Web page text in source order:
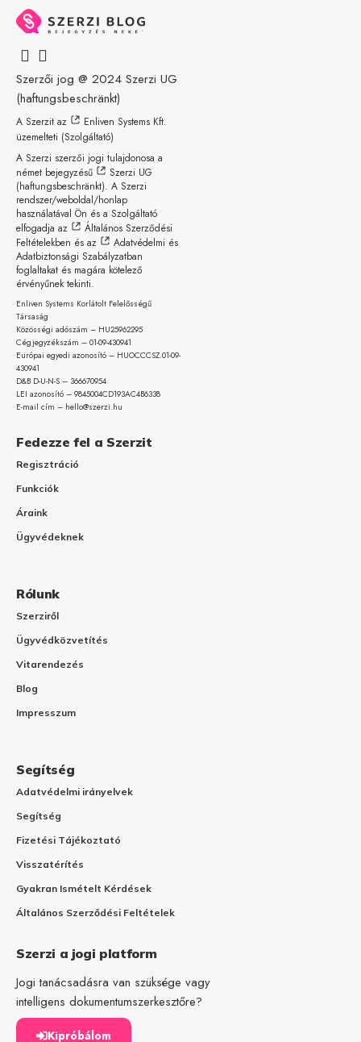
Szerzői jog @ 2024 Szerzi UG
(haftungsbeschränkt)
A Szerzit az
Enliven Systems Kft.
üzemelteti (Szolgáltató)
A Szerzi szerzői jogi tulajdonosa a
német bejegyzésű
Szerzi UG
(haftungsbeschränkt). A Szerzi
rendszer/weboldal/honlap
használatával Ön és a Szolgáltató
elfogadja az
Általános Szerződési
Feltételekben és az
Adatvédelmi és
Adatbiztonsági Szabályzatban
foglaltakat és magára kötelező
érvényűnek tekinti.
Enliven Systems Korlátolt Felelősségű
Társaság
Közösségi adószám – HU25962295
Cégjegyzékszám – 01-09-430941
Európai egyedi azonosító – HUOCCCSZ.01-09-
430941
D&B D-U-N-S – 366670954
LEI azonosító – 9845004CD193AC4B6338
E-mail cím – hello@szerzi.hu
Fedezze fel a Szerzit
Regisztráció
Funkciók
Áraink
Ügyvédeknek
Rólunk
Szerziről
Ügyvédközvetítés
Vitarendezés
Blog
Impresszum
Segítség
Adatvédelmi irányelvek
Segítség
Fizetési Tájékoztató
Visszatérítés
Gyakran Ismételt Kérdések
Általános Szerződési Feltételek
Szerzi a jogi platform
Jogi tanácsadásra van szüksége vagy
intelligens dokumentumszerkesztőre?
Kipróbálom